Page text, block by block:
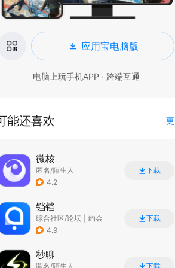
应用宝电脑版
电脑上玩手机APP · 跨端互通
能还喜欢
微核
匿名/陌生人
4.2
下载
铛铛
综合社区/论坛
约会
4.9
下载
秒聊
匿名/陌生人 下载